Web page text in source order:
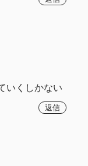
いくしかない
返信